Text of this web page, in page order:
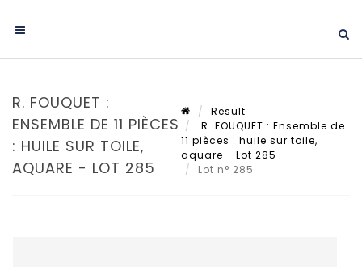
R. FOUQUET :
ENSEMBLE DE 11 PIÈCES
: HUILE SUR TOILE,
AQUARE - LOT 285
Result
R. FOUQUET : Ensemble de
11 pièces : huile sur toile,
aquare - Lot 285
Lot n° 285